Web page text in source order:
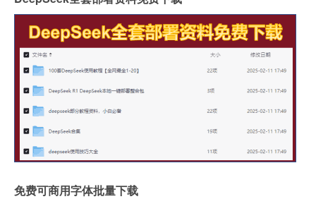
免费可商用字体批量下载